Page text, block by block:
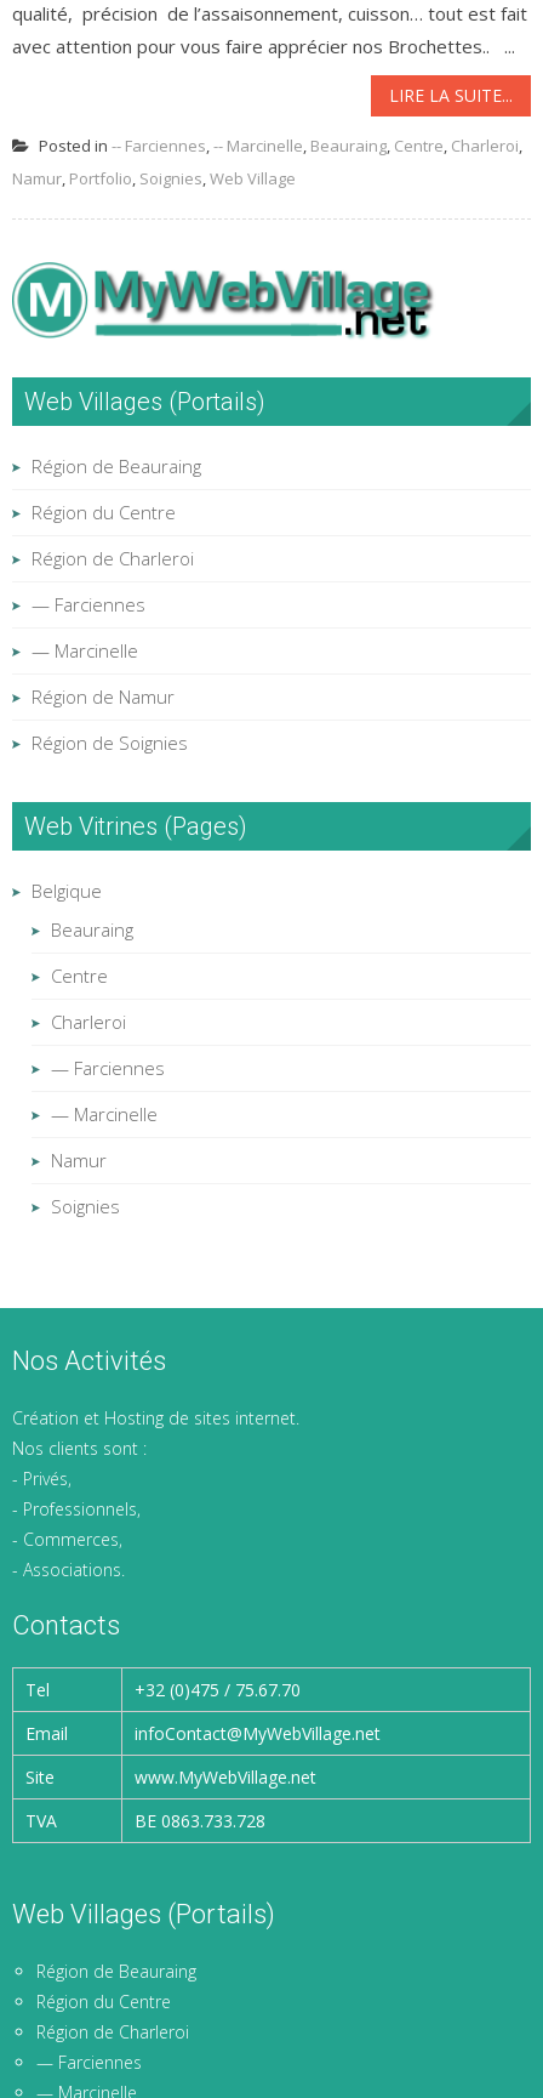
qualité, précision de l’assaisonnement, cuisson… tout est fait
avec attention pour vous faire apprécier nos Brochettes.. ...
LIRE LA SUITE...
Posted in -- Farciennes,-- Marcinelle, Beauraing, Centre, Charleroi,
Namur, Portfolio, Soignies,Web Village
Web Villages (Portails)
Région de Beauraing
Région du Centre
Région de Charleroi
— Farciennes
— Marcinelle
Région de Namur
Région de Soignies
Web Vitrines (Pages)
Belgique
Beauraing
Centre
Charleroi
— Farciennes
— Marcinelle
Namur
Soignies
Nos Activités
Création et Hosting de sites internet.
Nos clients sont :
- Privés,
- Professionnels,
- Commerces,
- Associations.
Contacts
Tel
+32 (0)475 / 75.67.70
Email
infoContact@MyWebVillage.net
Site
www.MyWebVillage.net
TVA
BE 0863.733.728
Web Villages (Portails)
Région de Beauraing
Région du Centre
Région de Charleroi
— Farciennes
— Marcinelle